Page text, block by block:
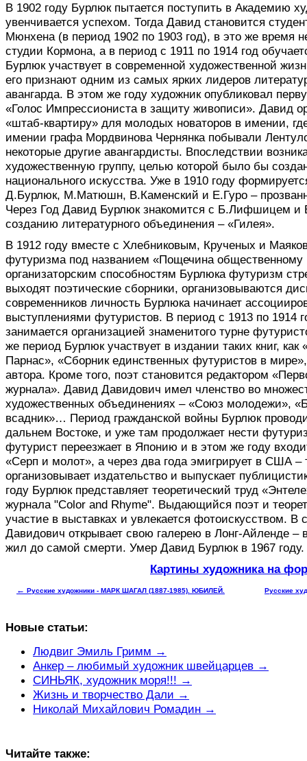
В 1902 году Бурлюк пытается поступить в Академию
увенчивается успехом. Тогда Давид становится
Мюнхена (в период 1902 по 1903 год), в это же время
студии Кормона, а в период с 1911 по 1914 год
Бурлюк участвует в современной художественной
его признают одним из самых ярких лидеров
авангарда. В этом же году художник опубликовал
«Голос Импрессиониста в защиту живописи». Давид
«штаб-квартиру» для молодых новаторов в имении,
имении графа Мордвинова Чернянка побывали
некоторые другие авангардисты. Впоследствии
художественную группу, целью которой было бы
национального искусства. Уже в 1910 году
Д.Бурлюк, М.Матюшн, В.Каменский и Е.Гуро –
Через Год Давид Бурлюк знакомится с Б.Лифшицем и
созданию литературного объединения – «Гилея».
В 1912 году вместе с Хлебниковым, Крученых и
футуризма под названием «Пощечина общественному
организаторским способностям Бурлюка футуризм
выходят поэтические сборники, организовываются
современников личность Бурлюка начинает
выступлениями футуристов. В период с 1913 по 1914
занимается организацией знаменитого турне
же период Бурлюк участвует в издании таких книг,
Парнас», «Сборник единственных футуристов в
автора. Кроме того, поэт становится редактором
журнала». Давид Давидович имел членство во
художественных объединениях – «Союз молодежи»,
всадник»… Период гражданской войны Бурлюк
дальнем Востоке, и уже там продолжает нести
футурист переезжает в Японию и в этом же году
«Серп и молот», а через два года эмигрирует в США –
организовывает издательство и выпускает
году Бурлюк представляет теоретический труд
журнала "Color and Rhyme". Выдающийся поэт и
участие в выставках и увлекается фотоискусством. В
Давидович открывает свою галерею в Лонг-Айленде
жил до самой смерти. Умер Давид Бурлюк в 1967 году.
Картины художника на
← Русские художники - МАРК ШАГАЛ (1887-1985). ЮБИЛЕЙ. Русские
Новые статьи:
Людвиг Эмиль Гримм →
Анкер – любимый художник швейцарцев →
СИНЬЯК, художник моря!!! →
Жизнь и творчество Дали →
Николай Михайлович Ромадин →
Читайте также: